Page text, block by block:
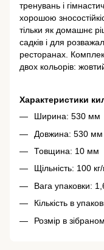
тренувань і
хорошою
тільки як домашнє
садків і для
ресторанах.
двох кольорів:
Характеристики
Ширина: 530 мм
Довжина: 530 мм
Товщина: 10 мм
Щільність: 100
Вага упаковки:
Кількість в
Розмір в